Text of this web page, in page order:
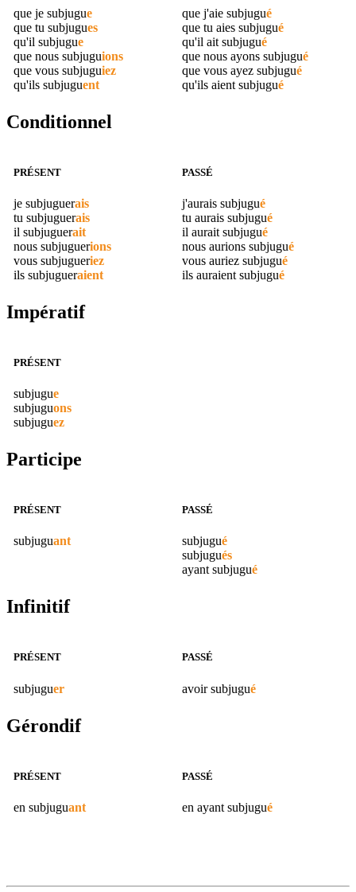
que je subjugue
que tu subjugues
qu'il subjugue
que nous subjuguions
que vous subjuguiez
qu'ils subjuguent
que j'aie subjugué
que tu aies subjugué
qu'il ait subjugué
que nous ayons subjugué
que vous ayez subjugué
qu'ils aient subjugué
Conditionnel
PRÉSENT
je subjuguerais
tu subjuguerais
il subjuguerait
nous subjuguerions
vous subjugueriez
ils subjugueraient
PASSÉ
j'aurais subjugué
tu aurais subjugué
il aurait subjugué
nous aurions subjugué
vous auriez subjugué
ils auraient subjugué
Impératif
PRÉSENT
subjugue
subjuguons
subjuguez
Participe
PRÉSENT
subjuguant
PASSÉ
subjugué
subjugués
ayant subjugué
Infinitif
PRÉSENT
subjuguer
PASSÉ
avoirsubjugué
Gérondif
PRÉSENT
en subjuguant
PASSÉ
en ayant subjugué